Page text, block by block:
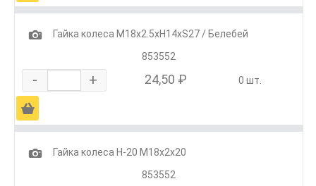
1
Гайка колеса М18х2.5хH14хS27 / Белебей
853552
- + 24,50 ₽ 0 шт.
Ä
1
Гайка колеса Н-20 М18х2х20
853552